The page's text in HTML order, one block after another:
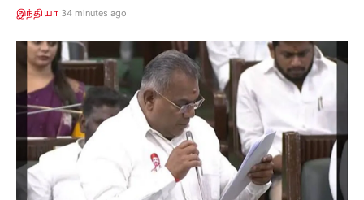
இந்தியா 34 minutes ago